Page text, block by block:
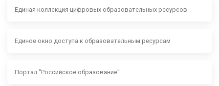
Единая коллекция цифровых образовательных ресурсов
Единое окно доступа к образовательным ресурсам
Портал "Российское образование"